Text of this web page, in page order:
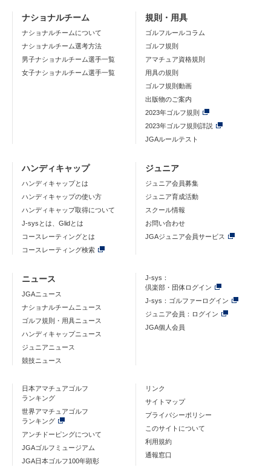
ナショナルチーム
ナショナルチームについて
ナショナルチーム選考方法
男子ナショナルチーム選手一覧
女子ナショナルチーム選手一覧
規則・用具
ゴルフルールコラム
ゴルフ規則
アマチュア資格規則
用具の規則
ゴルフ規則動画
出版物のご案内
2023年ゴルフ規則
2023年ゴルフ規則詳説
JGAルールテスト
ハンディキャップ
ハンディキャップとは
ハンディキャップの使い方
ハンディキャップ取得について
J-sysとは、Glidとは
コースレーティングとは
コースレーティング検索
ジュニア
ジュニア会員募集
ジュニア育成活動
スクール情報
お問い合わせ
JGAジュニア会員サービス
ニュース
JGAニュース
ナショナルチームニュース
ゴルフ規則・用具ニュース
ハンディキャップニュース
ジュニアニュース
競技ニュース
J-sys：
倶楽部・団体ログイン
J-sys：ゴルファーログイン
ジュニア会員：ログイン
JGA個人会員
日本アマチュアゴルフ
ランキング
世界アマチュアゴルフ
ランキング
アンチドーピングについて
JGAゴルフミュージアム
JGA日本ゴルフ100年顕彰
リンク
サイトマップ
プライバシーポリシー
このサイトについて
利用規約
通報窓口